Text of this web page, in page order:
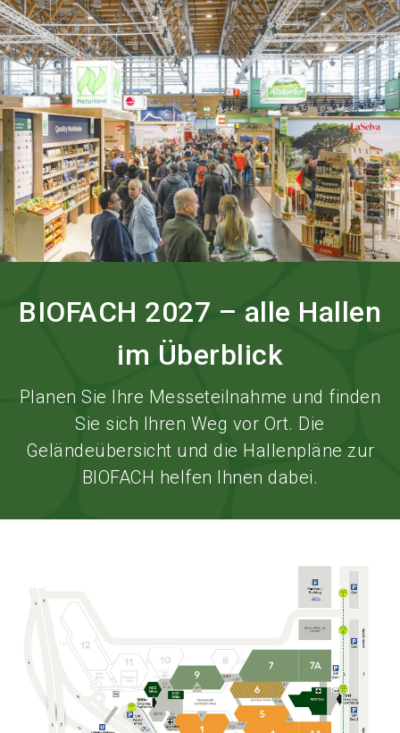
Services bestellen BIOFACH digital language DE
search
BIOFACH 2027 – alle Hallen
im Überblick
Planen Sie Ihre Messeteilnahme und finden
Sie sich Ihren Weg vor Ort. Die
Geländeübersicht und die Hallenpläne zur
BIOFACH helfen Ihnen dabei.